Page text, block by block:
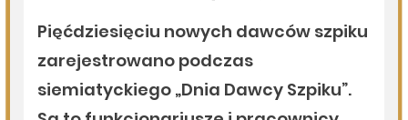
Kolejny rekord na Bugu